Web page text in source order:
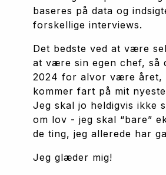
baseres på data og
forskellige interviews.
Det bedste ved at være
at være sin egen chef, så
2024 for alvor være året,
kommer fart på mit
Jeg skal jo heldigvis ikke
om lov - jeg skal “bare”
de ting, jeg allerede har
Jeg glæder mig!